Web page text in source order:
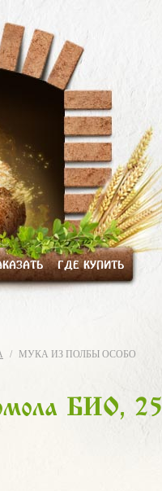
ГДЕ КУПИТЬ
МУКА ИЗ ПОЛБЫ ОСОБО
БИО, 25